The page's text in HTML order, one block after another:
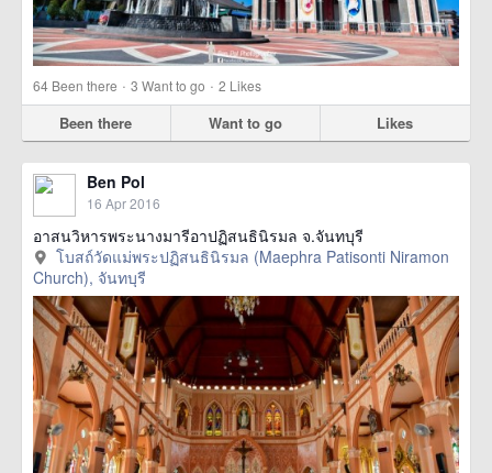
64 Been there · 3 Want to go · 2 Likes
Been there Want to go Likes
Ben Pol
16 Apr 2016
อาสนวิหารพระนางมารีอาปฏิสนธินิรมล จ.จันทบุรี
โบสถ์วัดแม่พระปฏิสนธินิรมล (Maephra Patisonti Niramon
Church), จันทบุรี